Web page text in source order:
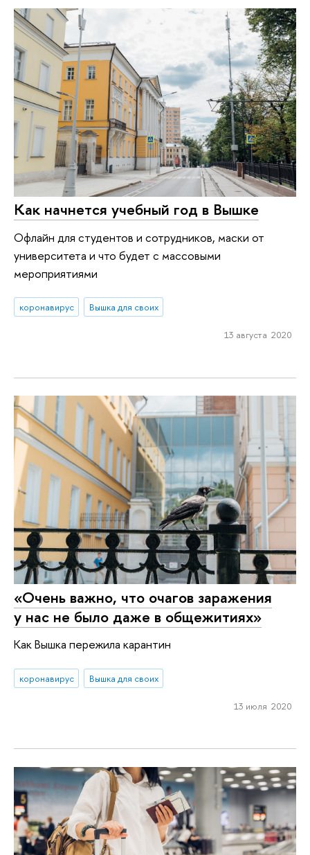
Как начнется учебный год в Вышке
Офлайн для студентов и сотрудников, маски от
университета и что будет с массовыми
мероприятиями
коронавирус Вышка для своих
13 августа 2020
«Очень важно, что очагов заражения
у нас не было даже в общежитиях»
Как Вышка пережила карантин
коронавирус Вышка для своих
13 июля 2020